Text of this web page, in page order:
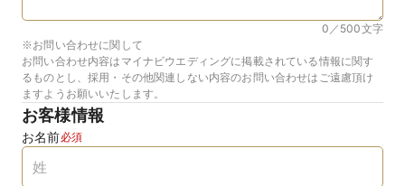
0／500文字
※お問い合わせに関して
お問い合わせ内容はマイナビウエディングに掲載されている情報に関す
るものとし、採用・その他関連しない内容のお問い合わせはご遠慮頂け
ますようお願いいたします。
お客様情報
お名前必須